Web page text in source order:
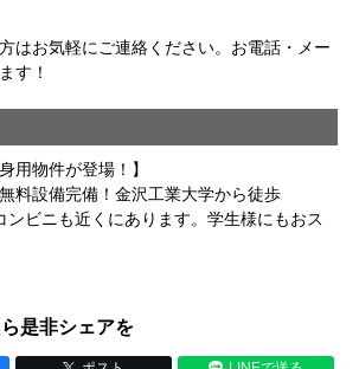
はお気軽にご連絡ください。お電話・メー
す！
用物件が登場！】
料設備完備！金沢工業大学から徒歩
ンビニも近くにあります。学生様にもおス
是非シェアを